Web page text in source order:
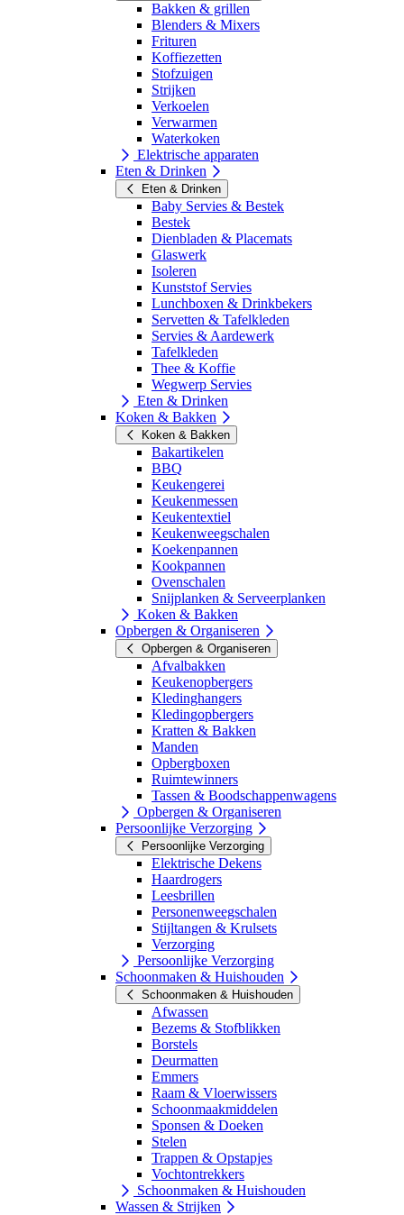
Bakken & grillen
Blenders & Mixers
Frituren
Koffiezetten
Stofzuigen
Strijken
Verkoelen
Verwarmen
Waterkoken
Elektrische apparaten
Eten & Drinken
Eten & Drinken
Baby Servies & Bestek
Bestek
Dienbladen & Placemats
Glaswerk
Isoleren
Kunststof Servies
Lunchboxen & Drinkbekers
Servetten & Tafelkleden
Servies & Aardewerk
Tafelkleden
Thee & Koffie
Wegwerp Servies
Eten & Drinken
Koken & Bakken
Koken & Bakken
Bakartikelen
BBQ
Keukengerei
Keukenmessen
Keukentextiel
Keukenweegschalen
Koekenpannen
Kookpannen
Ovenschalen
Snijplanken & Serveerplanken
Koken & Bakken
Opbergen & Organiseren
Opbergen & Organiseren
Afvalbakken
Keukenopbergers
Kledinghangers
Kledingopbergers
Kratten & Bakken
Manden
Opbergboxen
Ruimtewinners
Tassen & Boodschappenwagens
Opbergen & Organiseren
Persoonlijke Verzorging
Persoonlijke Verzorging
Elektrische Dekens
Haardrogers
Leesbrillen
Personenweegschalen
Stijltangen & Krulsets
Verzorging
Persoonlijke Verzorging
Schoonmaken & Huishouden
Schoonmaken & Huishouden
Afwassen
Bezems & Stofblikken
Borstels
Deurmatten
Emmers
Raam & Vloerwissers
Schoonmaakmiddelen
Sponsen & Doeken
Stelen
Trappen & Opstapjes
Vochtontrekkers
Schoonmaken & Huishouden
Wassen & Strijken